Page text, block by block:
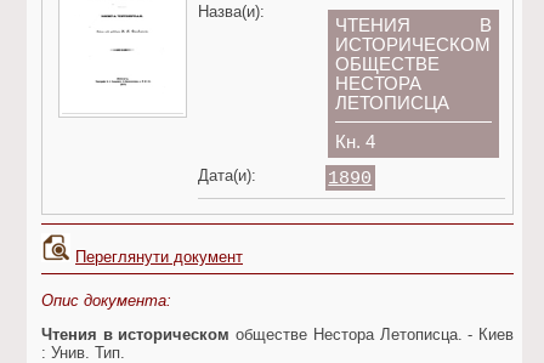
Назва(и):
ЧТЕНИЯ В
ИСТОРИЧЕСКОМ
ОБЩЕСТВЕ
НЕСТОРА
ЛЕТОПИСЦА
Кн. 4
Дата(и): 1890
Переглянути документ
Опис документа:
Чтения в историческом обществе Нестора Летописца. - Киев
: Унив. Тип.